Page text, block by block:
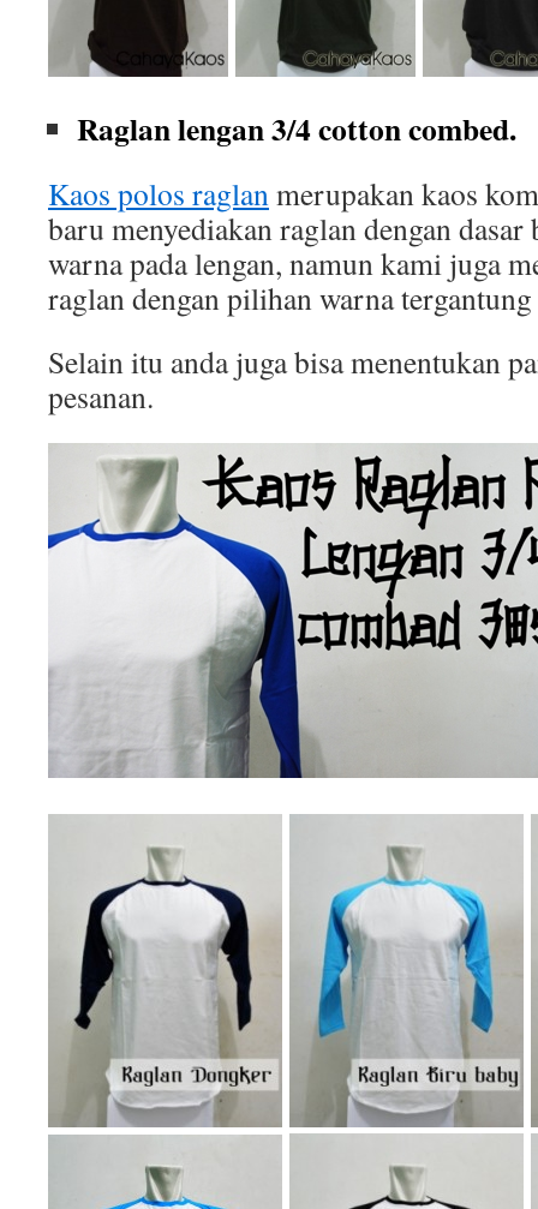
Raglan lengan 3/4 cotton combed.
Kaos polos raglan merupakan kaos
baru menyediakan raglan dengan
warna pada lengan, namun kami juga
raglan dengan pilihan warna tergantung
Selain itu anda juga bisa menentukan
pesanan.